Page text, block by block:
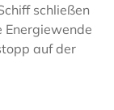
schließen
Energiewende
auf der